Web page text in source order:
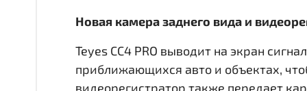
Новая камера заднего вида и
Teyes CC4 PRO выводит на экран
приближающихся авто и объектах,
видеорегистратор также передает